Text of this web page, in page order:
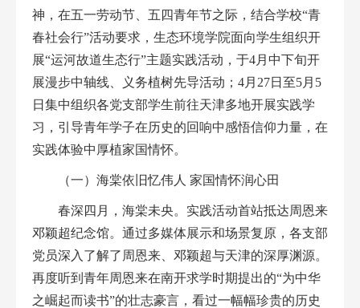
神，在五一劳动节、五四青年节之际，结合学校“青
春社会行”活动要求，生态环境学院面向学生组织开
展“运河故道生态行”主题实践活动，于4月中下旬开
展漫步中轴线、义务植树先导活动；4月27日至5月5
日集中组织各党支部学生前往天津多地开展实践学
习，引导青年学子在历史的回响中感悟信仰力量，在
实践体验中厚植家国情怀。
（一）海棠依旧忆伟人 家国情怀润心田
春深四月，海棠未央。实践活动首站抵达周恩来
邓颖超纪念馆。通过多媒体展示和场景复原，各支部
党员深入了解了周恩来、邓颖超与天津的深厚渊源。
再度听到青年周恩来在南开求学时期提出的“为中华
之崛起而读书”的壮志豪言，看过一幅幅珍贵的历史